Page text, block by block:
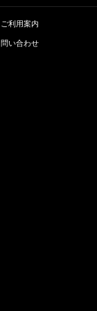
ご利用案内
問い合わせ